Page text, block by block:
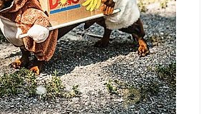
|2013-10-25 20:38:49| Válasz
!